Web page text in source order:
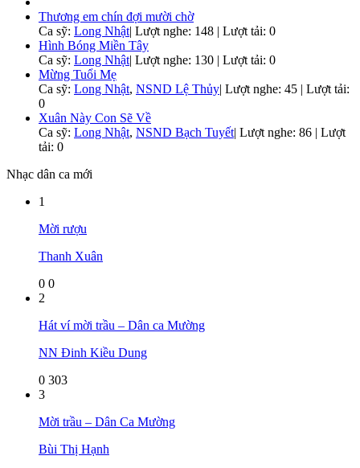
Thương em chín đợi mười chờ
Ca sỹ: Long Nhật| Lượt nghe: 148 | Lượt tải: 0
Hình Bóng Miền Tây
Ca sỹ: Long Nhật| Lượt nghe: 130 | Lượt tải: 0
Mừng Tuổi Mẹ
Ca sỹ: Long Nhật, NSND Lệ Thủy| Lượt nghe: 45 | Lượt tải:
0
Xuân Này Con Sẽ Về
Ca sỹ: Long Nhật, NSND Bạch Tuyết| Lượt nghe: 86 | Lượt
tải: 0
Nhạc dân ca mới
1
Mời rượu
Thanh Xuân
0 0
2
Hát ví mời trầu – Dân ca Mường
NN Đinh Kiều Dung
0 303
3
Mời trầu – Dân Ca Mường
Bùi Thị Hạnh